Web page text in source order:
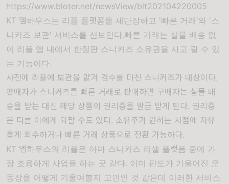
https://www.bloter.net/newsView/blt202104220005
KT 엠하우스는 리플 플랫폼을 새단장하고 '빠른 거래'와 '스
니커즈 보관' 서비스를 선보인다.빠른 거래는 실물 배송 없
이 리플 앱 내에서 한정판 스니커즈 소유권을 사고 팔 수 있
는 기능이다.
사전에 리플에 보관을 맡겨 검수를 마친 스니커즈가 대상이다.
판매자가 스니커즈를 빠른 거래로 판매하면 구매자는 실물 배
송을 받는 대신 해당 상품의 권리증을 발급 받게 된다. 권리증
은 다른 이에게 되팔 수도 있다. 소유주가 원하는 시점에 자유
롭게 회수하거나 빠른 거래 상품으로 전환 가능하다.
KT 엠하우스의 리플은 아마 스니커즈 리셀 플랫폼 중에 가
장 조용하게 사업을 하는 곳 같다. 이미 판도가 기울어진 운
동장을 어떻게 기울여볼지 고민인 것 같은데 이러한 서비스